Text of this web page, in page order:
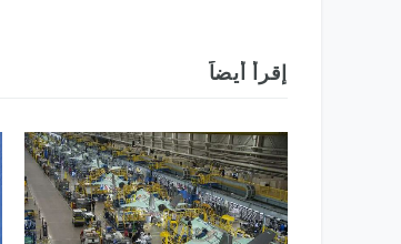
إقرأ أيضاً